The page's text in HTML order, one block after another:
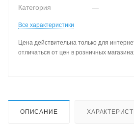
Категория
—
Все характеристики
Цена действительна только для
отличаться от цен в розничных
ОПИСАНИЕ